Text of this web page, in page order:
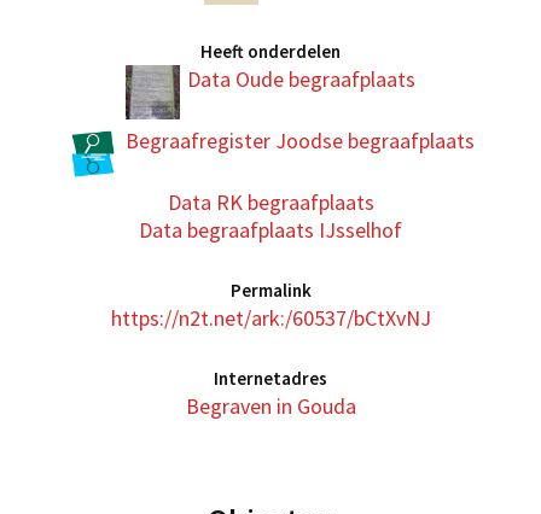
Heeft onderdelen
Data Oude begraafplaats
Begraafregister Joodse begraafplaats
Data RK begraafplaats
Data begraafplaats IJsselhof
Permalink
https://n2t.net/ark:/60537/bCtXvNJ
Internetadres
Begraven in Gouda